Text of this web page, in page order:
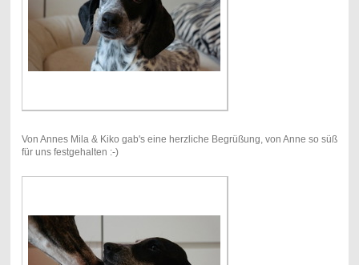
Von Annes Mila & Kiko gab's eine herzliche Begrüßung, von Anne so süß
für uns festgehalten :-)